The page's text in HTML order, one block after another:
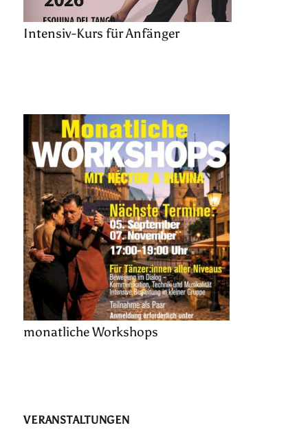
Intensiv-Kurs für Anfänger
monatliche Workshops
VERANSTALTUNGEN